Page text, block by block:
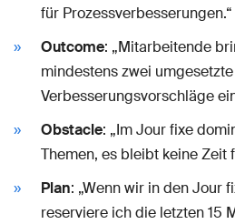
für Prozessverbesserungen.“
Outcome: „Mitarbeitende
mindestens zwei umgesetzte
Verbesserungsvorschläge
Obstacle: „Im Jour fixe
Themen, es bleibt keine Zeit
Plan: „Wenn wir in den Jour
reserviere ich die letzten 15